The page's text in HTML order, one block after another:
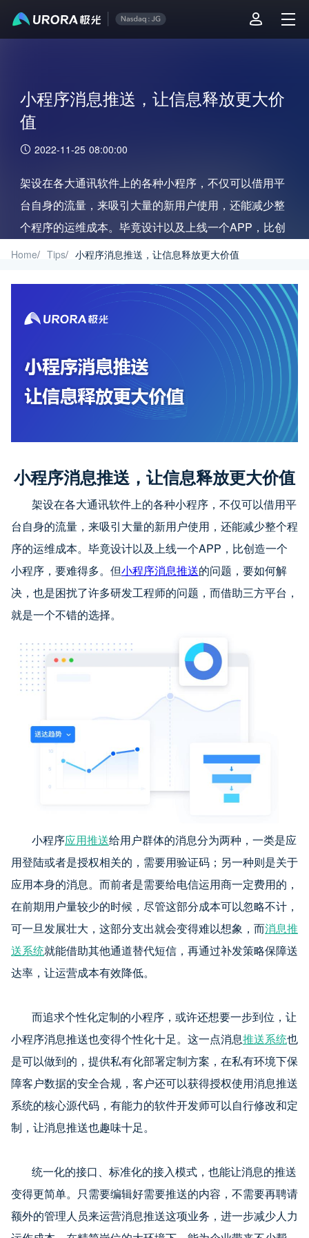
小程序消息推送，让信息释放更大价
值
2022-11-25 08:00:00
架设在各大通讯软件上的各种小程序，不仅可以借用平
台自身的流量，来吸引大量的新用户使用，还能减少整
个程序的运维成本。毕竟设计以及上线一个APP，比创
造一个小程序，要难得多。但小程序消息推送的问题，
助三方平台，就是一个不错的选择。
Home/ Tips/ 小程序消息推送，让信息释放更大价值
小程序消息推送，让信息释放更大价值
架设在各大通讯软件上的各种小程序，不仅可以借用平
台自身的流量，来吸引大量的新用户使用，还能减少整个程
序的运维成本。毕竟设计以及上线一个APP，比创造一个
小程序，要难得多。但小程序消息推送的问题，要如何解
决，也是困扰了许多研发工程师的问题，而借助三方平台，
就是一个不错的选择。
小程序应用推送给用户群体的消息分为两种，一类是应
用登陆或者是授权相关的，需要用验证码；另一种则是关于
应用本身的消息。而前者是需要给电信运用商一定费用的，
在前期用户量较少的时候，尽管这部分成本可以忽略不计，
可一旦发展壮大，这部分支出就会变得难以想象，而消息推
送系统就能借助其他通道替代短信，再通过补发策略保障送
达率，让运营成本有效降低。
而追求个性化定制的小程序，或许还想要一步到位，让
小程序消息推送也变得个性化十足。这一点消息推送系统也
是可以做到的，提供私有化部署定制方案，在私有环境下保
障客户数据的安全合规，客户还可以获得授权使用消息推送
系统的核心源代码，有能力的软件开发师可以自行修改和定
制，让消息推送也趣味十足。
统一化的接口、标准化的接入模式，也能让消息的推送
变得更简单。只需要编辑好需要推送的内容，不需要再聘请
额外的管理人员来运营消息推送这项业务，进一步减少人力